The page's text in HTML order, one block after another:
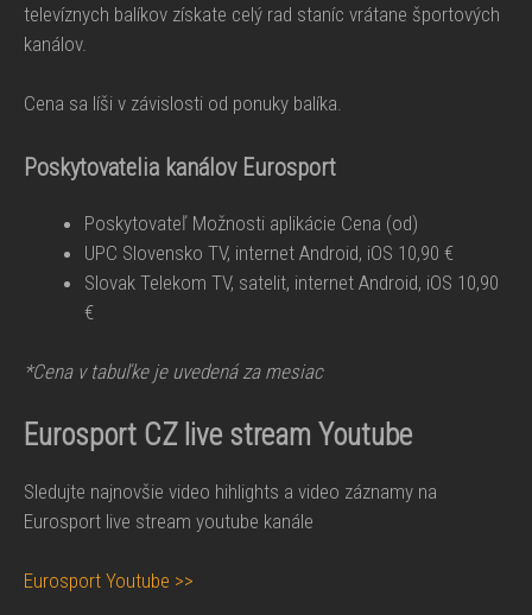
televíznych balíkov získate celý rad staníc vrátane športových
kanálov.
Cena sa líši v závislosti od ponuky balíka.
Poskytovatelia kanálov Eurosport
Poskytovateľ Možnosti aplikácie Cena (od)
UPC Slovensko TV, internet Android, iOS 10,90 €
Slovak Telekom TV, satelit, internet Android, iOS 10,90
€
*Cena v tabuľke je uvedená za mesiac
Eurosport CZ live stream Youtube
Sledujte najnovšie video hihlights a video záznamy na
Eurosport live stream youtube kanále
Eurosport Youtube >>